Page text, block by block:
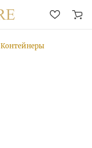
Контейнеры